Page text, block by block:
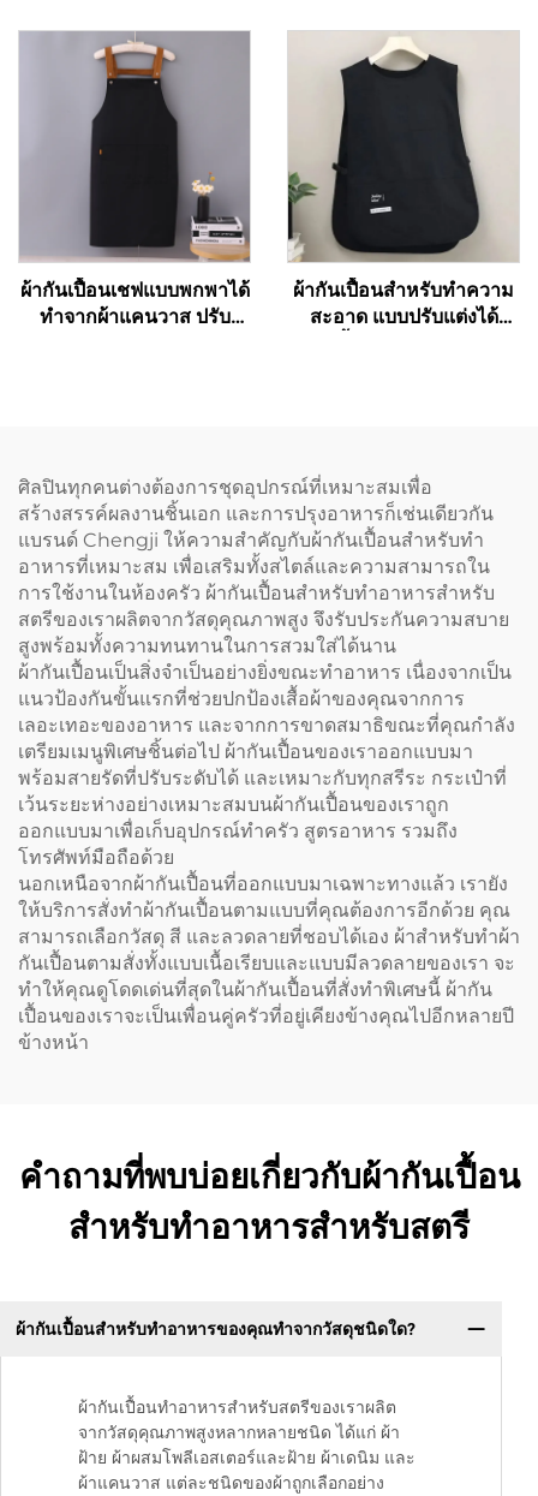
พร้อมกระเป๋า
ศิลปิน ช่างทำผม บาริสต้า
ทำจากโพลีเอสเตอร์ผสมฝ้าย
คุณภาพสูง แบบไขว้หลัง
(Cross Back)
ผ้ากันเปื้อนเชฟแบบพกพาได้
ทำจากผ้าแคนวาส ปรับ
ผ้ากันเปื้อนสำหรับทำความ
สะอาด แบบปรับแต่งได้
Cobbler Vest Apron) พร้อม
พิมพ์โลโก้ สำหรับบาริสต้า
และร้านตัดผม
ศิลปินทุกคนต่างต้องการชุดอุปกรณ์ที่เหมาะสมเพื่อ
สร้างสรรค์ผลงานชิ้นเอก และการปรุงอาหารก็เช่นเดียวกัน
แบรนด์ Chengji ให้ความสำคัญกับผ้ากันเปื้อนสำหรับทำ
อาหารที่เหมาะสม เพื่อเสริมทั้งสไตล์และความสามารถใน
การใช้งานในห้องครัว ผ้ากันเปื้อนสำหรับทำอาหารสำหรับ
สตรีของเราผลิตจากวัสดุคุณภาพสูง จึงรับประกันความสบาย
สูงพร้อมทั้งความทนทานในการสวมใส่ได้นาน
ผ้ากันเปื้อนเป็นสิ่งจำเป็นอย่างยิ่งขณะทำอาหาร เนื่องจากเป็น
แนวป้องกันขั้นแรกที่ช่วยปกป้องเสื้อผ้าของคุณจากการ
เลอะเทอะของอาหาร และจากการขาดสมาธิขณะที่คุณกำลัง
เตรียมเมนูพิเศษชิ้นต่อไป ผ้ากันเปื้อนของเราออกแบบมา
พร้อมสายรัดที่ปรับระดับได้ และเหมาะกับทุกสรีระ กระเป๋าที่
เว้นระยะห่างอย่างเหมาะสมบนผ้ากันเปื้อนของเราถูก
ออกแบบมาเพื่อเก็บอุปกรณ์ทำครัว สูตรอาหาร รวมถึง
โทรศัพท์มือถือด้วย
นอกเหนือจากผ้ากันเปื้อนที่ออกแบบมาเฉพาะทางแล้ว เรายัง
ให้บริการสั่งทำผ้ากันเปื้อนตามแบบที่คุณต้องการอีกด้วย คุณ
สามารถเลือกวัสดุ สี และลวดลายที่ชอบได้เอง ผ้าสำหรับทำผ้า
กันเปื้อนตามสั่งทั้งแบบเนื้อเรียบและแบบมีลวดลายของเรา จะ
ทำให้คุณดูโดดเด่นที่สุดในผ้ากันเปื้อนที่สั่งทำพิเศษนี้ ผ้ากัน
เปื้อนของเราจะเป็นเพื่อนคู่ครัวที่อยู่เคียงข้างคุณไปอีกหลายปี
ข้างหน้า
คำถามที่พบบ่อยเกี่ยวกับผ้ากันเปื้อน
สำหรับทำอาหารสำหรับสตรี
ผ้ากันเปื้อนสำหรับทำอาหารของคุณทำจากวัสดุชนิดใด?
ผ้ากันเปื้อนทำอาหารสำหรับสตรีของเราผลิต
จากวัสดุคุณภาพสูงหลากหลายชนิด ได้แก่ ผ้า
ฝ้าย ผ้าผสมโพลีเอสเตอร์และฝ้าย ผ้าเดนิม และ
ผ้าแคนวาส แต่ละชนิดของผ้าถูกเลือกอย่าง